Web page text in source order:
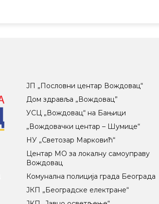
ЈП „Пословни центар Вождовац“
Дом здравља „Вождовац”
УСЦ „Вождовац“ на Бањици
„Вождовачки центар – Шумице“
НУ „Светозар Марковић“
Центар МO за локалну самоуправу
Вождовац
Комунална полиција града Београда
ЈКП „Београдске електране“